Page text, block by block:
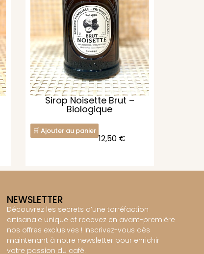
Sirop Noisette Brut –
Biologique
Ajouter au panier
12,50 €
NEWSLETTER
Découvrez les secrets d’une torréfaction
artisanale unique et recevez en avant-première
nos offres exclusives ! Inscrivez-vous dès
maintenant à notre newsletter pour enrichir
votre passion du café.